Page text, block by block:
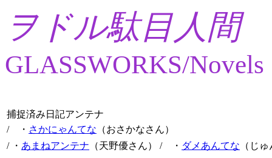
ヲドル駄目人間
GLASSWORKS/Novels
捕捉済み日記アンテナ
/ ・ さかにゃんてな （おさかなさん）
/ ・ あまねアンテナ （天野優さん） / ・ ダメあんてな （じ